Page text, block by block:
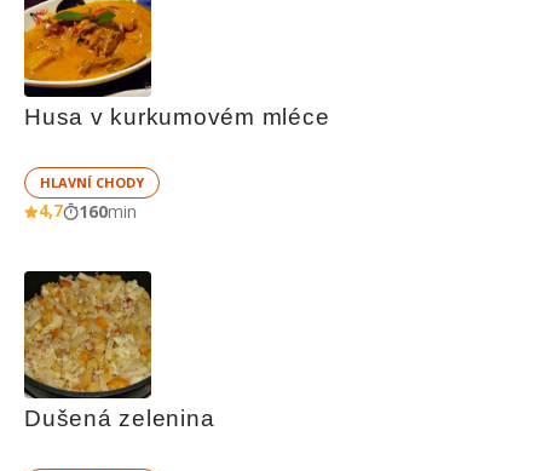
Husa v kurkumovém mléce
HLAVNÍ CHODY
4,7 160min
Dušená zelenina